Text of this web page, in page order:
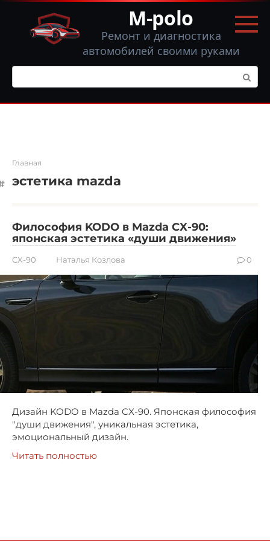
Перейти
контенту
M-polo
Ремонт и диагностика
автомобилей своими руками
Поиск:
Главная
эстетика mazda
Философия KODO в Mazda CX-90:
японская эстетика «души движения»
CX-90 Наталья Козлова 0
Дизайн KODO в Mazda CX-90. Японская философия
"души движения", уникальная эстетика,
эмоциональный дизайн.
Читать полностью